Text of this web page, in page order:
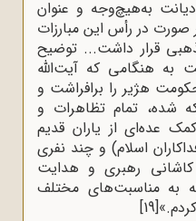
به‌هیچ‌وجه و عنوان
صورت در رأس این مبارزات
قرار داشت... توضیح
هنگامی که آیت‌الله
هژیر را برافراشت و
شده، تمام تظاهرات و
عده‌ای از یاران قدیم
اسلام) و چند نفری
کاشانی رهبری و هدایت
به مناسبت‌های مختلف
[19]